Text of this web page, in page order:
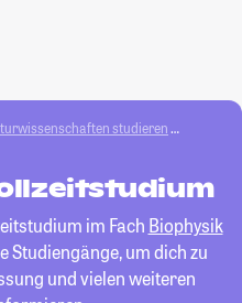
studieren
im Fach Biophysik
Studiengänge, um dich zu
und vielen weiteren